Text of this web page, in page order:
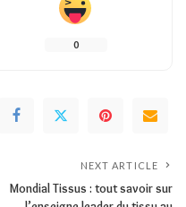
0
NEXT ARTICLE
Mondial Tissus : tout savoir sur